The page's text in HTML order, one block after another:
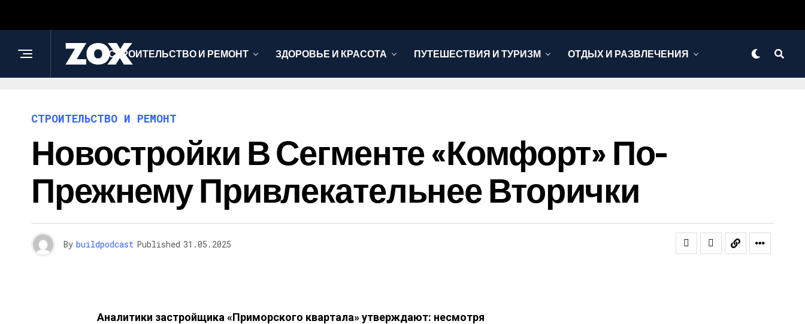
СТРОИТЕЛЬСТВО И РЕМОНТ ЗДОРОВЬЕ И КРАСОТА ПУТЕШЕСТВИЯ И ТУРИЗМ ОТДЫХ И РАЗВЛЕЧЕНИЯ
СТРОИТЕЛЬСТВО И РЕМОНТ
Новостройки В Сегменте «комфорт» По-
Прежнему Привлекательнее Вторички
By buildpodcast Published 31.05.2025
Аналитики застройщика «Приморского квартала» утверждают: несмотря